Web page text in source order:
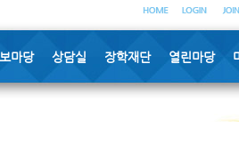
마당 상담실 장학재단 열린마당